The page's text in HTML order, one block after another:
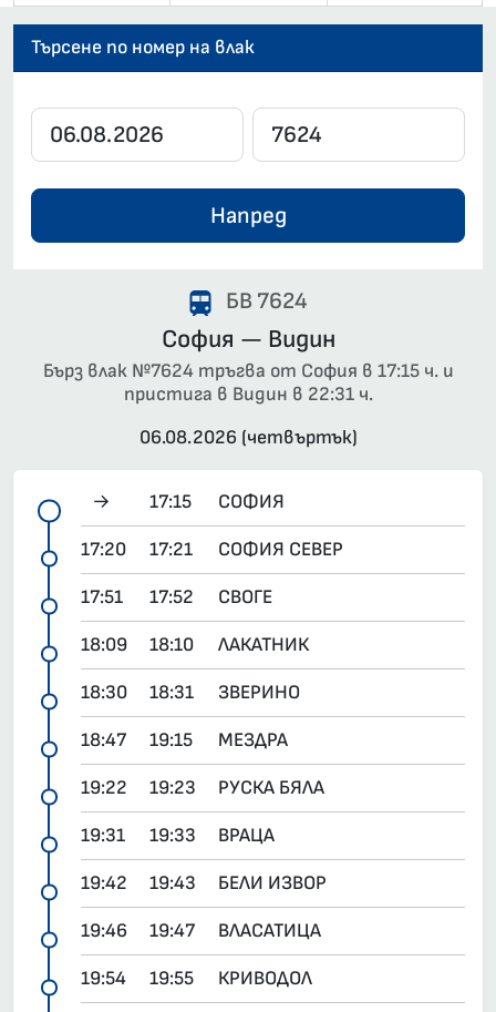
Търсене по номер на влак
Напред
БВ 7624
София — Видин
Бърз влак №7624 тръгва от София в 17:15 ч. и
пристига в Видин в 22:31 ч.
06.08.2026 (четвъртък)
→ 17:15 СОФИЯ
17:20 17:21 СОФИЯ СЕВЕР
17:51 17:52 СВОГЕ
18:09 18:10 ЛАКАТНИК
18:30 18:31 ЗВЕРИНО
18:47 19:15 МЕЗДРА
19:22 19:23 РУСКА БЯЛА
19:31 19:33 ВРАЦА
19:42 19:43 БЕЛИ ИЗВОР
19:46 19:47 ВЛАСАТИЦА
19:54 19:55 КРИВОДОЛ